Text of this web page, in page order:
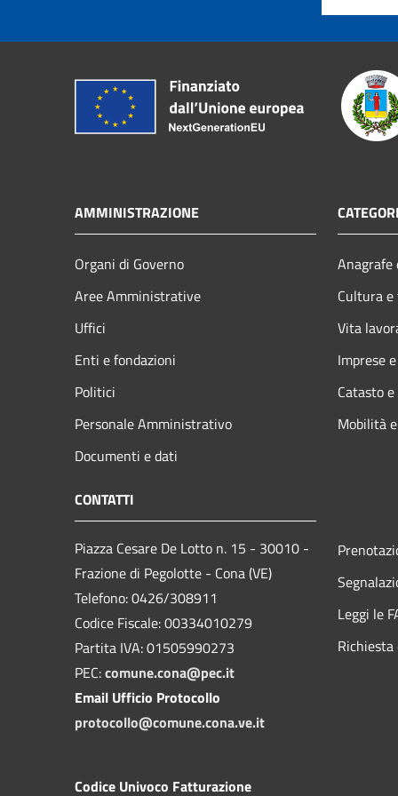
AMMINISTRAZIONE
Organi di Governo
Aree Amministrative
Uffici
Enti e fondazioni
Politici
Personale Amministrativo
Documenti e dati
Cultura
Vita
Imprese
Catasto
Mobilità
CONTATTI
Piazza Cesare De Lotto n. 15 - 30010 -
Frazione di Pegolotte - Cona (VE)
Telefono: 0426/308911
Codice Fiscale: 00334010279
Partita IVA: 01505990273
PEC:comune.cona@pec.it
Email Ufficio Protocollo
protocollo@comune.cona.ve.it
Codice Univoco Fatturazione
Leggi le